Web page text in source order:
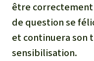
être
de question se
et continuera son
sensibilisation.